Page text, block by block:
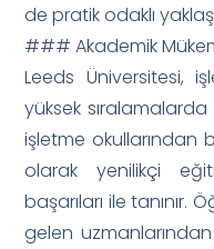
de pratik odaklı
### Akademik
Leeds Üniversitesi,
yüksek
işletme okullarından
olarak yenilikçi
başarıları ile
gelen